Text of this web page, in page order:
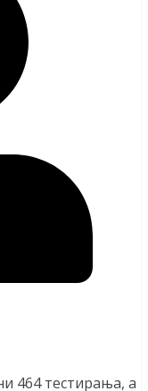
464 тестирања, а